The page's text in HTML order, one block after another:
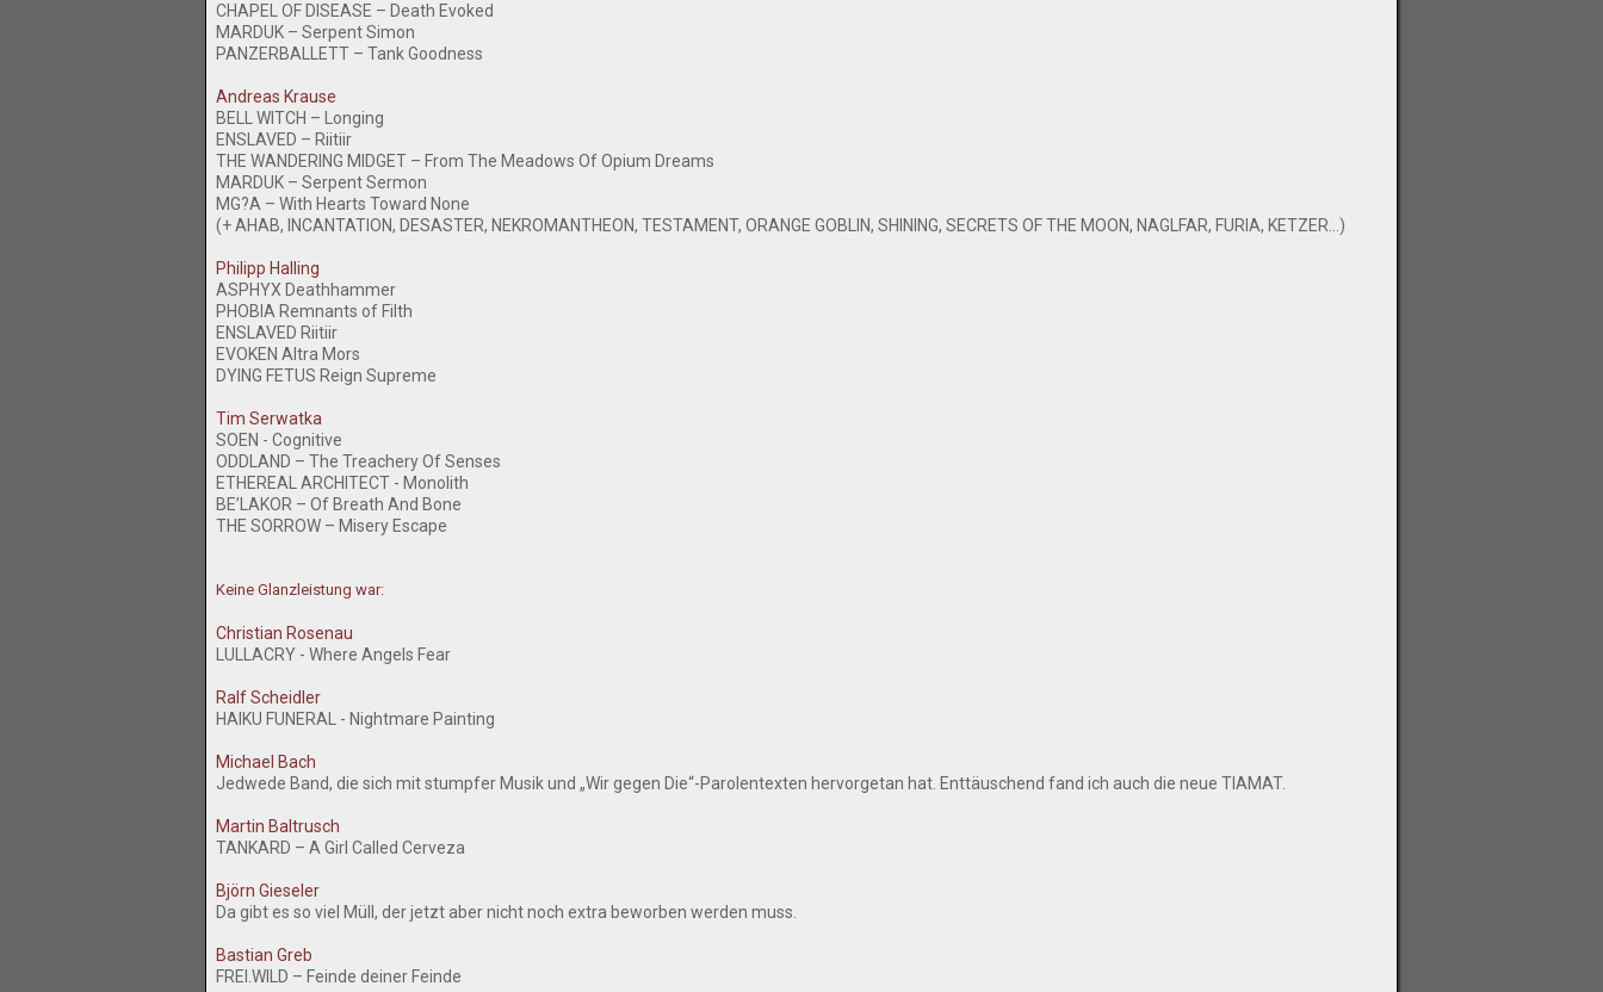
CHAPEL OF DISEASE – Death Evoked
MARDUK – Serpent Simon
PANZERBALLETT – Tank Goodness
Andreas Krause
BELL WITCH – Longing
ENSLAVED – Riitiir
THE WANDERING MIDGET – From The Meadows Of Opium Dreams
MARDUK – Serpent Sermon
MG?A – With Hearts Toward None
(+ AHAB, INCANTATION, DESASTER, NEKROMANTHEON, TESTAMENT, ORANGE GOBLIN, SHINING, SECRETS OF THE MOON, NAGLFAR, FURIA, KETZER...)
Philipp Halling
ASPHYX Deathhammer
PHOBIA Remnants of Filth
ENSLAVED Riitiir
EVOKEN Altra Mors
DYING FETUS Reign Supreme
Tim Serwatka
SOEN - Cognitive
ODDLAND – The Treachery Of Senses
ETHEREAL ARCHITECT - Monolith
BE’LAKOR – Of Breath And Bone
THE SORROW – Misery Escape
Keine Glanzleistung war:
Christian Rosenau
LULLACRY - Where Angels Fear
Ralf Scheidler
HAIKU FUNERAL - Nightmare Painting
Michael Bach
Jedwede Band, die sich mit stumpfer Musik und „Wir gegen Die“-Parolentexten hervorgetan hat. Enttäuschend fand ich auch die neue TIAMAT.
Martin Baltrusch
TANKARD – A Girl Called Cerveza
Björn Gieseler
Da gibt es so viel Müll, der jetzt aber nicht noch extra beworben werden muss.
Bastian Greb
FREI.WILD – Feinde deiner Feinde